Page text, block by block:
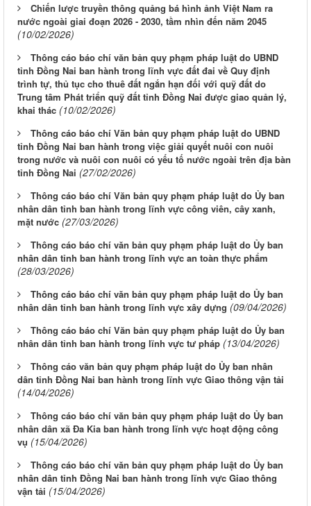
Chiến lược truyền thông quảng bá hình ảnh Việt Nam ra
nước ngoài giai đoạn 2026 - 2030, tầm nhìn đến năm 2045
(10/02/2026)
Thông cáo báo chí văn bản quy phạm pháp luật do UBND
tỉnh Đồng Nai ban hành trong lĩnh vực đất đai về Quy định
trình tự, thủ tục cho thuê đất ngắn hạn đối với quỹ đất do
Trung tâm Phát triển quỹ đất tỉnh Đồng Nai được giao quản lý,
khai thác (10/02/2026)
Thông cáo báo chí Văn bản quy phạm pháp luật do UBND
tỉnh Đồng Nai ban hành trong việc giải quyết nuôi con nuôi
trong nước và nuôi con nuôi có yếu tố nước ngoài trên địa bàn
tỉnh Đồng Nai (27/02/2026)
Thông cáo báo chí Văn bản quy phạm pháp luật do Ủy ban
nhân dân tỉnh ban hành trong lĩnh vực công viên, cây xanh,
mặt nước (27/03/2026)
Thông cáo báo chí văn bản quy phạm pháp luật do Ủy ban
nhân dân tỉnh ban hành trong lĩnh vực an toàn thực phẩm
(28/03/2026)
Thông cáo báo chí văn bản quy phạm pháp luật do Ủy ban
nhân dân tỉnh ban hành trong lĩnh vực xây dựng (09/04/2026)
Thông cáo báo chí Văn bản quy phạm pháp luật do Ủy ban
nhân dân tỉnh ban hành trong lĩnh vực tư pháp (13/04/2026)
Thông cáo văn bản quy phạm pháp luật do Ủy ban nhân
dân tỉnh Đồng Nai ban hành trong lĩnh vực Giao thông vận tải
(14/04/2026)
Thông cáo báo chí văn bản quy phạm pháp luật do Ủy ban
nhân dân xã Đa Kia ban hành trong lĩnh vực hoạt động công
vụ (15/04/2026)
Thông cáo báo chí văn bản quy phạm pháp luật do Ủy ban
nhân dân tỉnh Đồng Nai ban hành trong lĩnh vực Giao thông
vận tải (15/04/2026)